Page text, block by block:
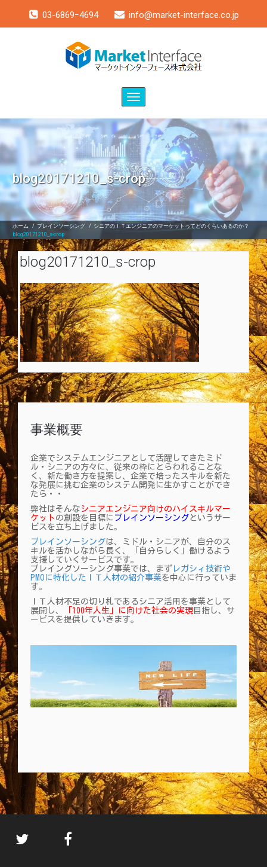
03-6869ｰ4694 info@market-interface.co.jp
Toggle
navigation
blog20171210_s-crop
ホーム / ブレインソーシング / シニアのＩＴエンジニアのマーケットってどのくらいあるのか？
blog20171210_s-crop
blog20171210_s-crop
事業概要
企業でシステムエンジニアとして活躍してきたミド
ル・シニアの方々に、従来の枠にとらわれることな
く、新た働き方を提案し、企業で培ったスキルを新た
な発展に挑む企業のシステム開発に生かすことができ
たら・・
弊社はそんな シニアエンジニア向けのハイスキルマー
ケット の創設を目標に ブレインソーシングというサー
ビスを立ち上げました。
ブレインソーシングは、ミドル・シニアが、自分のス
キルを活かしながら長く、「自分らしく」働けるよう
支援していくサービスです。
プレイングソーシング事業では、まず レガシィ技術や
PMOに特化したＩＴ人材の紹介事業を中心に行っていま
す。
ＩＴ人材不足の切り札であるシニア活用を事業として
展開し、
「100年人生」に向けた社会の実現 目指し、サ
ービスを提供していきます。